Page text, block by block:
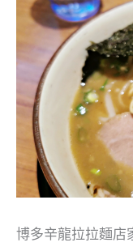
博多辛龍拉拉麵店